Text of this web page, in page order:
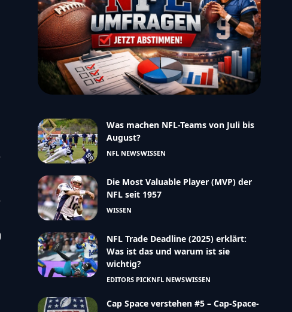
Was machen NFL-Teams von Juli bis
August?
NFL NEWSWISSEN
Die Most Valuable Player (MVP) der
NFL seit 1957
WISSEN
NFL Trade Deadline (2025) erklärt:
Was ist das und warum ist sie
wichtig?
EDITORS PICKNFL NEWSWISSEN
Cap Space verstehen #5 – Cap-Space-